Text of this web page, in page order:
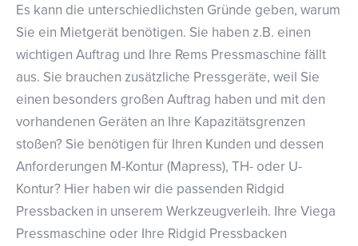
Es kann die unterschiedlichsten Gründe geben, warum
Sie ein Mietgerät benötigen. Sie haben z.B. einen
wichtigen Auftrag und Ihre Rems Pressmaschine fällt
aus. Sie brauchen zusätzliche Pressgeräte, weil Sie
einen besonders großen Auftrag haben und mit den
vorhandenen Geräten an Ihre Kapazitätsgrenzen
stoßen? Sie benötigen für Ihren Kunden und dessen
Anforderungen M-Kontur (Mapress), TH- oder U-
Kontur? Hier haben wir die passenden Ridgid
Pressbacken in unserem Werkzeugverleih. Ihre Viega
Pressmaschine oder Ihre Ridgid Pressbacken